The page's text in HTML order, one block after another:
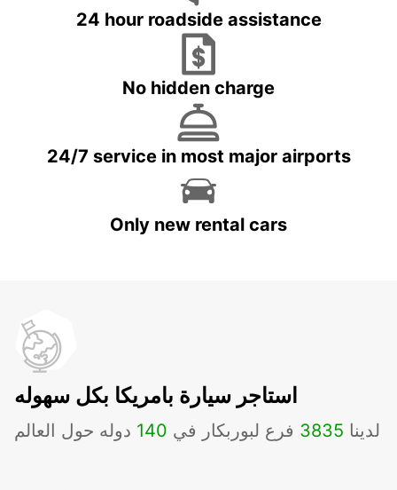
24 hour roadside assistance
No hidden charge
24/7 service in most major airports
Only new rental cars
استاجر سيارة بامريكا بكل سهوله
لدينا 3835 فرع لبوربكار في 140 دوله حول العالم